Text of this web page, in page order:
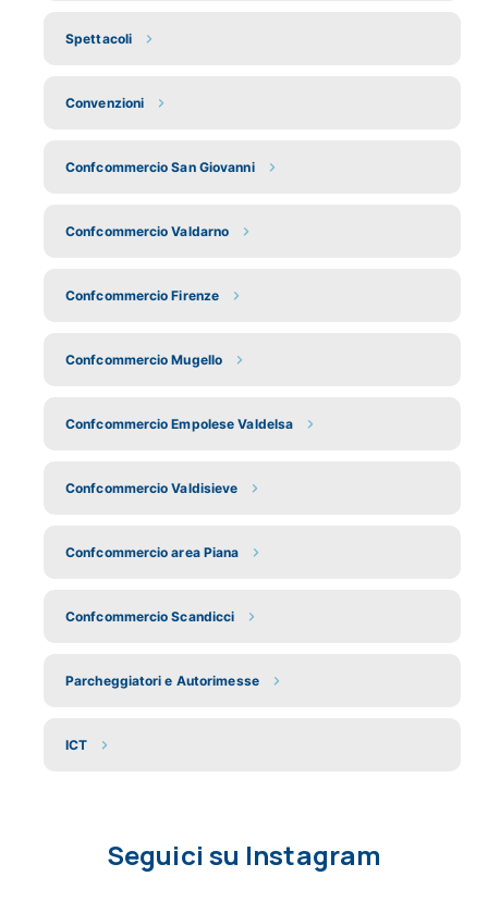
Spettacoli
Convenzioni
Confcommercio San Giovanni
Confcommercio Valdarno
Confcommercio Firenze
Confcommercio Mugello
Confcommercio Empolese Valdelsa
Confcommercio Valdisieve
Confcommercio area Piana
Confcommercio Scandicci
Parcheggiatori e Autorimesse
ICT
Seguici su Instagram